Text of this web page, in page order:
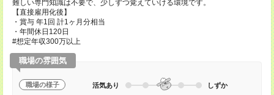
難しい専門知識は不要で、少しずつ覚えていける環境です。
【直接雇用化後】
・賞与 年1回 計1ヶ月分相当
・年間休日120日
#想定年収300万以上
職場の雰囲気
職場の様子 活気あり しずか